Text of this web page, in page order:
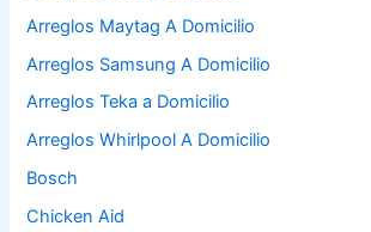
Arreglos Maytag A Domicilio
Arreglos Samsung A Domicilio
Arreglos Teka a Domicilio
Arreglos Whirlpool A Domicilio
Bosch
Chicken Aid